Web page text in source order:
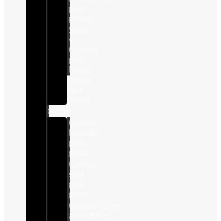
para
perros
Salud
y
Cuidado
para
Perros
Gatos
Comida
humeda
para
gatos
Comida
seca
para
gatos
Complementos
alimenticios